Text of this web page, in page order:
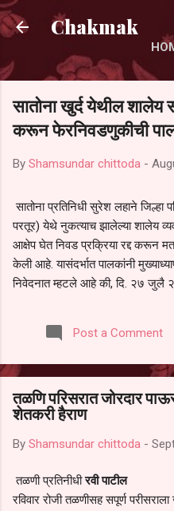
Skip to
Chakmak
सातोना खुर्द येथील शालेय
करून फेरनिवडणुकीची
By Shamsundar chittoda -
सातोना प्रतिनिधी सुरेश लहाने जिल्हा
परतूर) येथे नुकत्याच झालेल्या शालेय
आक्षेप घेत निवड प्रक्रिया रद्द करून
केली आहे. यासंदर्भात पालकांनी
निवेदनात म्हटले आहे की, दि. २७ जुलै
पालकांना देण्यात आली नसल्याने
नाहीत. तसेच सर्व पालकांना विश्वासात
करण्यात यावी आणि सर्व पालकांच्या
फेरनिवडणूक घेण्यात यावी, अशी मागणी
जिल्हा शिक्षण अधिकारी (प्राथमिक),
परतूर यांनाही पाठविण्यात आल्या असून
Post a Comment
तळणि परिसरात जोरदार
शेतकरी हैराण
By Shamsundar chittoda -
तळणी प्रतिनीधीरवी पाटील
रविवार रोजी तळणीसह सपूर्ण